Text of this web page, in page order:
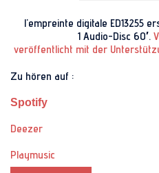
l'empreinte digitale ED13255
1 Audio-Disc 60′.
veröffentlicht mit der
Zu hören auf :
Spotify
Deezer
Playmusic